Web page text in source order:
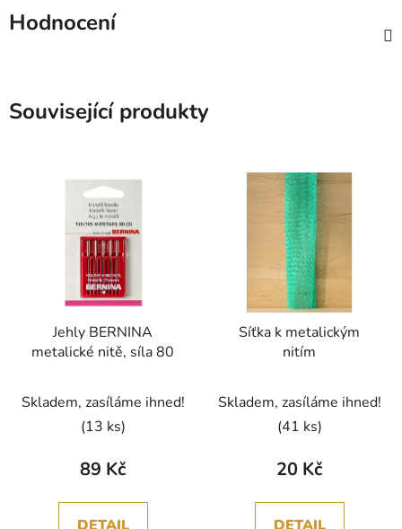
Hodnocení
Související produkty
Jehly BERNINA
metalické nitě, síla 80
Skladem, zasíláme ihned!
(13 ks)
89 Kč
Síťka k metalickým
nitím
Skladem, zasíláme ihned!
(41 ks)
20 Kč